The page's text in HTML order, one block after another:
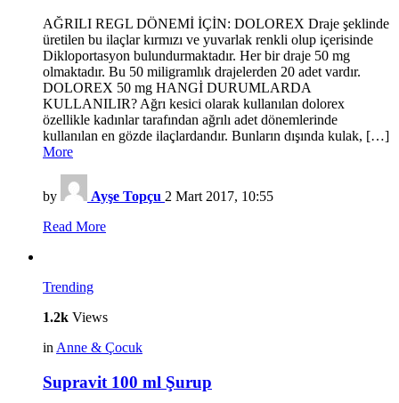
AĞRILI REGL DÖNEMİ İÇİN: DOLOREX Draje şeklinde
üretilen bu ilaçlar kırmızı ve yuvarlak renkli olup içerisinde
Dikloportasyon bulundurmaktadır. Her bir draje 50 mg
olmaktadır. Bu 50 miligramlık drajelerden 20 adet vardır.
DOLOREX 50 mg HANGİ DURUMLARDA
KULLANILIR? Ağrı kesici olarak kullanılan dolorex
özellikle kadınlar tarafından ağrılı adet dönemlerinde
kullanılan en gözde ilaçlardandır. Bunların dışında kulak, […]
More
by Ayşe Topçu 2 Mart 2017, 10:55
Read More
Trending
1.2k Views
in Anne & Çocuk
Supravit 100 ml Şurup